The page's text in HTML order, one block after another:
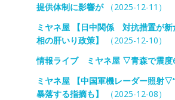
提供体制に影響が（2025-12-11）
ミヤネ屋 【日中関係 対抗措置が
相の肝いり政策】
（2025-12-10）
情報ライブ ミヤネ屋 ▽青森で震度
ミヤネ屋 【中国軍機レーダー照射
暴落する指摘も】
（2025-12-08）